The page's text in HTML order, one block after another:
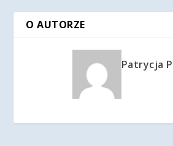
O AUTORZE
Patrycja